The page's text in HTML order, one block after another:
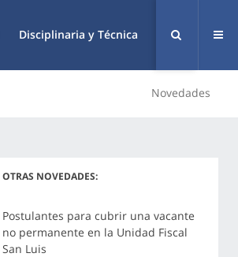
Disciplinaria y Técnica
Novedades
OTRAS NOVEDADES:
Postulantes para cubrir una vacante
no permanente en la Unidad Fiscal
San Luis